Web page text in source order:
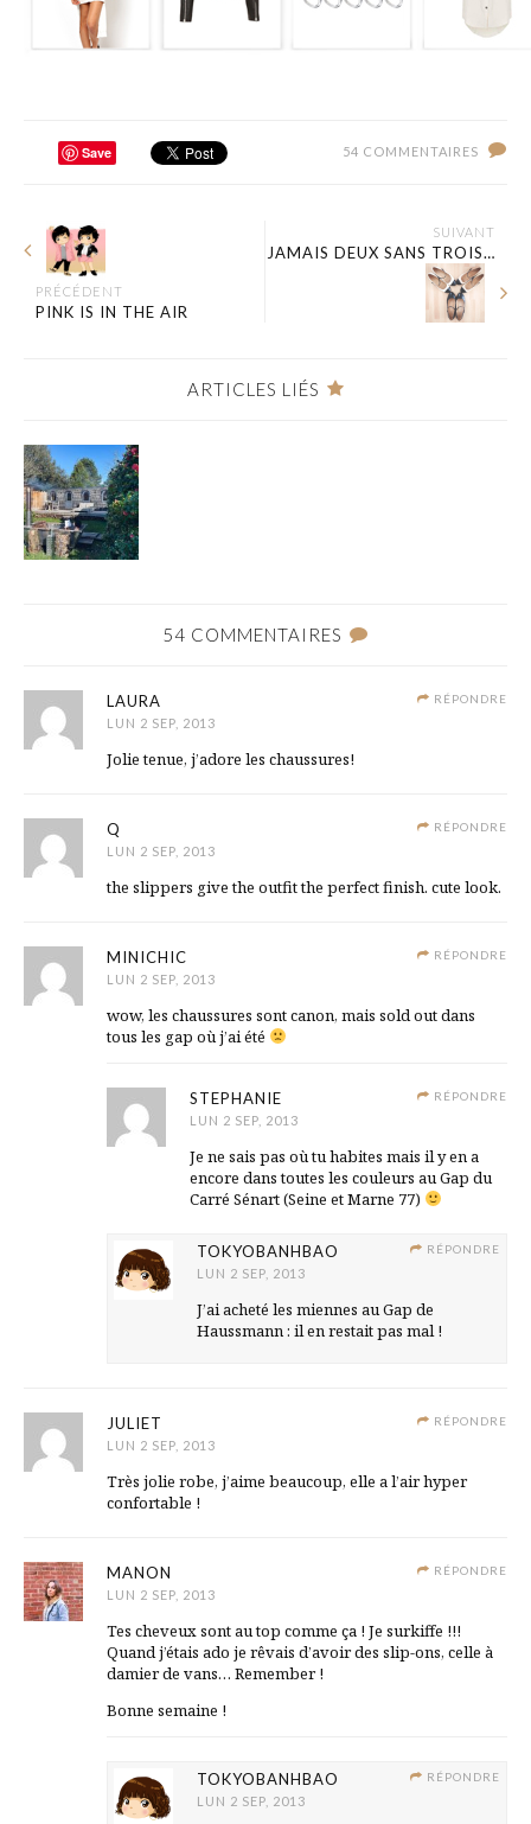
Save 54 COMMENTAIRES
PRÉCÉDENT
PINK IS IN THE AIR
SUIVANT
JAMAIS DEUX SANS TROIS…
ARTICLES LIÉS
54 COMMENTAIRES
RÉPONDRE
LAURA
LUN 2 SEP, 2013
Jolie tenue, j’adore les chaussures!
RÉPONDRE
Q
LUN 2 SEP, 2013
the slippers give the outfit the perfect finish. cute look.
RÉPONDRE
MINICHIC
LUN 2 SEP, 2013
wow, les chaussures sont canon, mais sold out dans
tous les gap où j’ai été
RÉPONDRE
STEPHANIE
LUN 2 SEP, 2013
Je ne sais pas où tu habites mais il y en a
encore dans toutes les couleurs au Gap du
Carré Sénart (Seine et Marne 77)
RÉPONDRE
TOKYOBANHBAO
LUN 2 SEP, 2013
J’ai acheté les miennes au Gap de
Haussmann : il en restait pas mal !
RÉPONDRE
JULIET
LUN 2 SEP, 2013
Très jolie robe, j’aime beaucoup, elle a l’air hyper
confortable !
RÉPONDRE
MANON
LUN 2 SEP, 2013
Tes cheveux sont au top comme ça ! Je surkiffe !!!
Quand j’étais ado je rêvais d’avoir des slip-ons, celle à
damier de vans… Remember !
Bonne semaine !
RÉPONDRE
TOKYOBANHBAO
LUN 2 SEP, 2013